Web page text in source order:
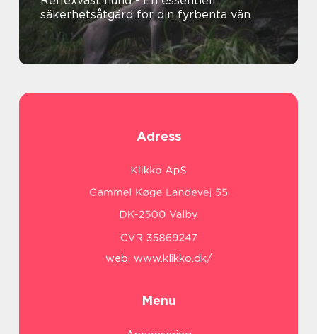
säkerhetsåtgärd för din fyrbenta vän
Adress
web: www.klikko.dk/
Menu